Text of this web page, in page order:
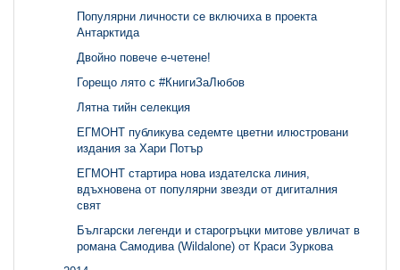
Популярни личности се включиха в проекта
Антарктида
Двойно повече е-четене!
Горещо лято с #КнигиЗаЛюбов
Лятна тийн селекция
ЕГМОНТ публикува седемте цветни илюстровани
издания за Хари Потър
ЕГМОНТ стартира нова издателска линия,
вдъхновена от популярни звезди от дигиталния
свят
Български легенди и старогръцки митове увличат в
романа Самодива (Wildalone) от Краси Зуркова